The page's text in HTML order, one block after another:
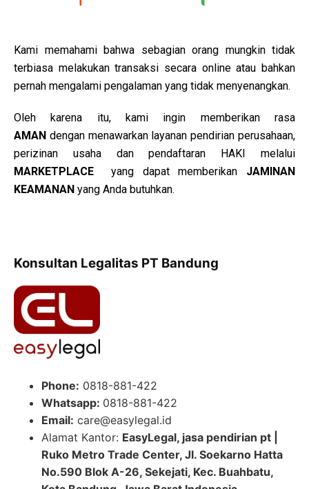
Kami memahami bahwa sebagian orang mungkin tidak
terbiasa melakukan transaksi secara online atau bahkan
pernah mengalami pengalaman yang tidak menyenangkan.
Oleh karena itu, kami ingin memberikan rasa
AMAN dengan menawarkan layanan pendirian perusahaan,
perizinan usaha dan pendaftaran HAKI melalui
MARKETPLACEyang dapat memberikan JAMINAN
KEAMANAN yang Anda butuhkan.
Konsultan Legalitas PT Bandung
Phone: 0818-881-422
Whatsapp: 0818-881-422
Email: care@easylegal.id
Alamat Kantor: EasyLegal, jasa pendirian pt |
Ruko Metro Trade Center, Jl. Soekarno Hatta
No.590 Blok A-26, Sekejati, Kec. Buahbatu,